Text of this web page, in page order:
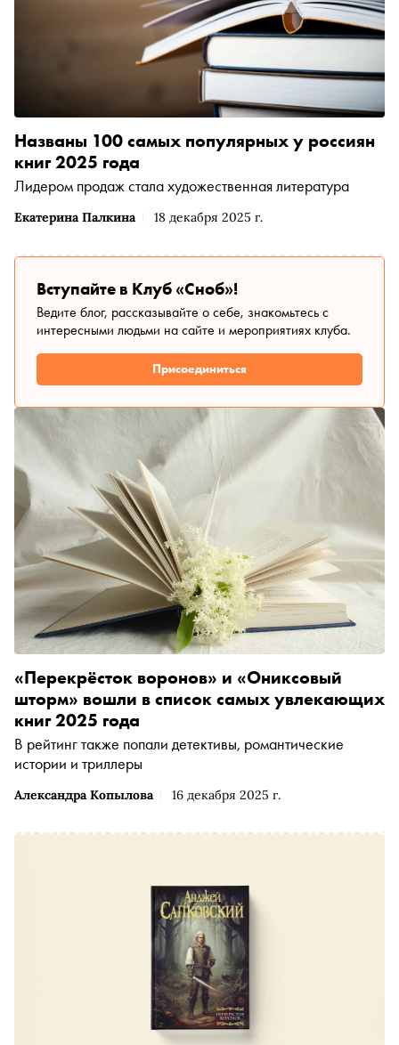
Екатерина Палкина 18 декабря 2025 г.
Названы 100 самых популярных у россиян
книг 2025 года
Лидером продаж стала художественная литература
Вступайте в Клуб «Сноб»!
Ведите блог, рассказывайте о себе, знакомьтесь с
интересными людьми на сайте и мероприятиях клуба.
Присоединиться
Александра Копылова 16 декабря 2025 г.
«Перекрёсток воронов» и «Ониксовый
шторм» вошли в список самых увлекающих
книг 2025 года
В рейтинг также попали детективы, романтические
истории и триллеры